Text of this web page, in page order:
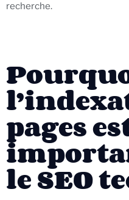
recherche.
pages
le SEO